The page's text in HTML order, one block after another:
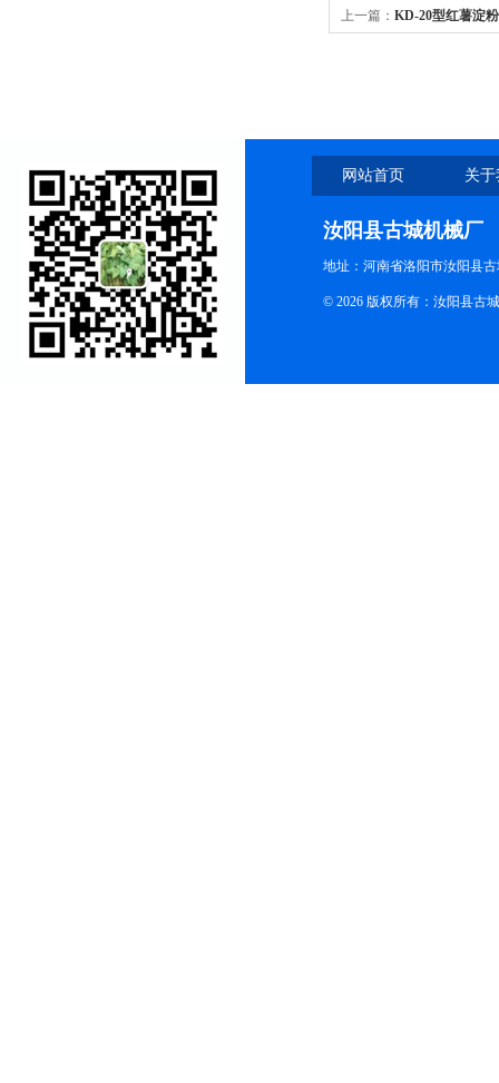
上一篇： KD-20型红薯淀
网站首页 关
汝阳县古城机械厂
地址：河南省洛阳市汝阳县
© 2026 版权所有：汝阳县古